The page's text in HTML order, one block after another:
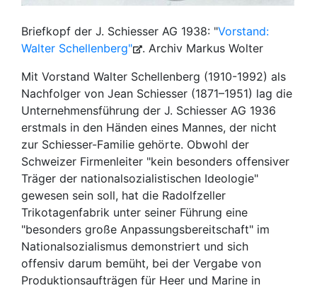
Briefkopf der J. Schiesser AG 1938: "Vorstand:
Walter Schellenberg"
. Archiv Markus Wolter
Mit Vorstand Walter Schellenberg (1910-1992) als
Nachfolger von Jean Schiesser (1871–1951) lag die
Unternehmensführung der J. Schiesser AG 1936
erstmals in den Händen eines Mannes, der nicht
zur Schiesser-Familie gehörte. Obwohl der
Schweizer Firmenleiter "kein besonders offensiver
Träger der nationalsozialistischen Ideologie"
gewesen sein soll, hat die Radolfzeller
Trikotagenfabrik unter seiner Führung eine
"besonders große Anpassungsbereitschaft" im
Nationalsozialismus demonstriert und sich
offensiv darum bemüht, bei der Vergabe von
Produktionsaufträgen für Heer und Marine in